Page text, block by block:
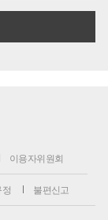
이용자위원회
불편신고